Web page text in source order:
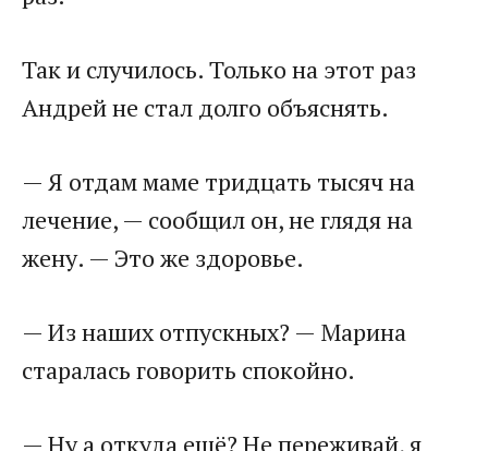
Так и случилось. Только на этот раз
Андрей не стал долго объяснять.
— Я отдам маме тридцать тысяч на
лечение, — сообщил он, не глядя на
жену. — Это же здоровье.
— Из наших отпускных? — Марина
старалась говорить спокойно.
— Ну а откуда ещё? Не переживай, я